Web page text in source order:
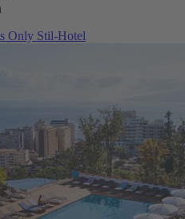
Only Stil-Hotel